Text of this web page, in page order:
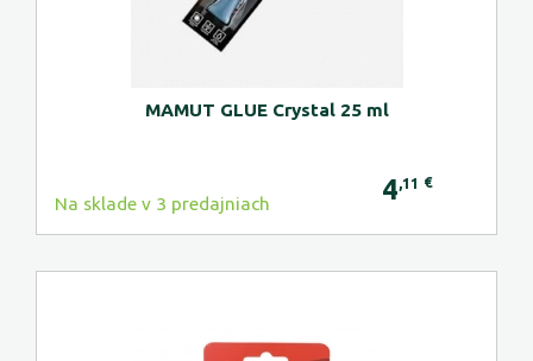
MAMUT GLUE Crystal 25 ml
Na sklade v 3 predajniach 4 ,11 €